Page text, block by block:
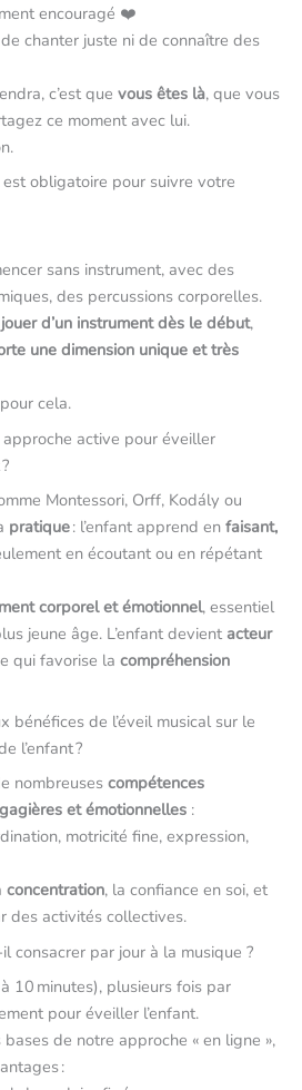
encouragé ❤️
chanter juste ni de connaître des
c’est que vous êtes là, que vous
ce moment avec lui.
est obligatoire pour suivre votre
sans instrument, avec des
des percussions corporelles.
jouer d’un instrument dès le début,
une dimension unique et très
cela.
active pour éveiller
Montessori, Orff, Kodály ou
pratique: l’enfant apprend en faisant,
en écoutant ou en répétant
corporel et émotionnel, essentiel
jeune âge. L’enfant devient acteur
qui favorise la compréhension
bénéfices de l’éveil musical sur le
l’enfant ?
nombreuses compétences
et émotionnelles :
motricité fine, expression,
concentration, la confiance en soi, et
des activités collectives.
consacrer par jour à la musique ?
10 minutes), plusieurs fois par
pour éveiller l’enfant.
bases de notre approche « en ligne »,
: